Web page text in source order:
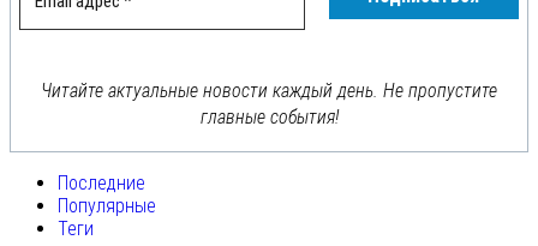
Читайте актуальные новости каждый день. Не пропустите
главные события!
Последние
Популярные
Теги